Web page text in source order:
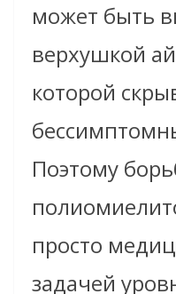
может быть
верхушкой
которой
Поэтому
просто
задачей